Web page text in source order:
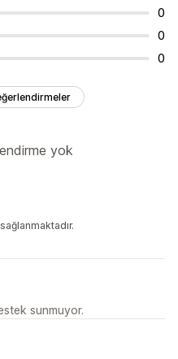
0
0
0
yok
sunmuyor.